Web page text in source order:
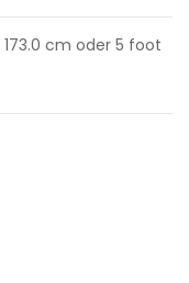
173.0 cm oder 5 foot